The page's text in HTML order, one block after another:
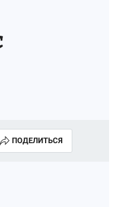
ПОДЕЛИТЬСЯ